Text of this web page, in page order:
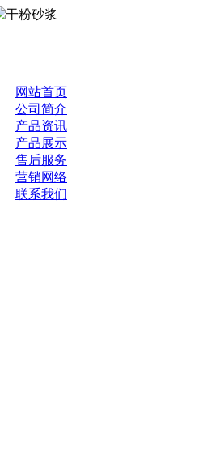
网站首页
公司简介
产品资讯
产品展示
售后服务
营销网络
联系我们